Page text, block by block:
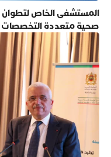
المستشفى الخاص
صحية متعددة التخصصات